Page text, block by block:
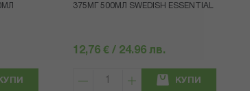
КУПИ
375МГ 500МЛ SWEDISH ESSENTIAL
12,76 € / 24.96 лв.
КУПИ